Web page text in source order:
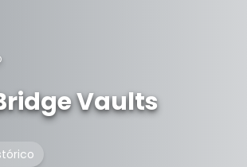
Vaults